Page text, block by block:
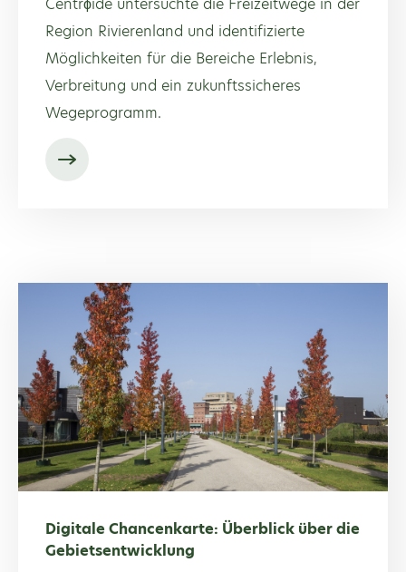
Centrϕide untersuchte die Freizeitwege in der
Region Rivierenland und identifizierte
Möglichkeiten für die Bereiche Erlebnis,
Verbreitung und ein zukunftssicheres
Wegeprogramm.
Digitale Chancenkarte: Überblick über die
Gebietsentwicklung